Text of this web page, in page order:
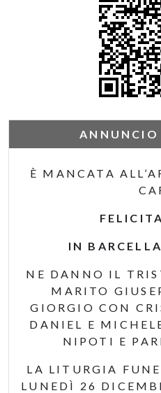
È MANCATA
IN
NE DANNO IL
MARITO
GIORGIO CON
DANIEL E
NIPOTI E
LA LITURGIA
LUNEDÌ 26